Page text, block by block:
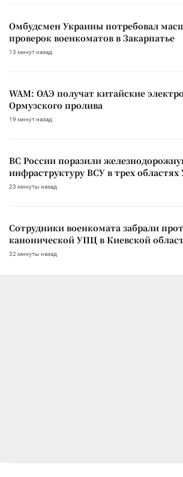
Омбудсмен Украины потребовал
проверок военкоматов в Закарпатье
13 минут назад
WAM: ОАЭ получат китайские
Ормузского пролива
19 минут назад
ВС России поразили
инфраструктуру ВСУ в трех
23 минуты назад
Сотрудники военкомата забрали
канонической УПЦ в Киевской
32 минуты назад